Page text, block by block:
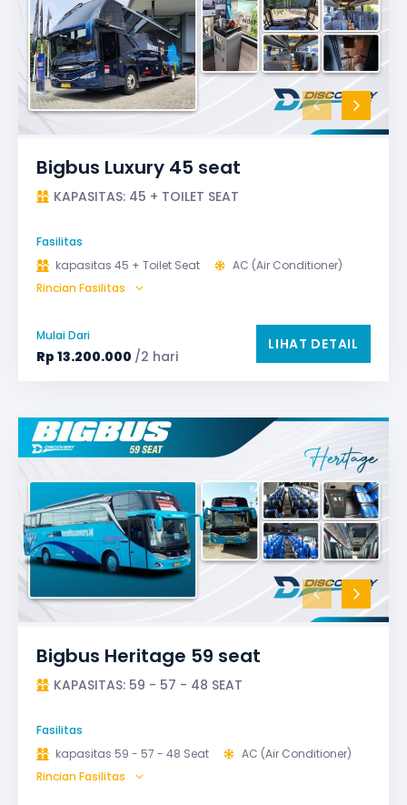
Bigbus Luxury 45 seat
KAPASITAS: 45 + TOILET SEAT
Fasilitas
kapasitas 45 + Toilet Seat
AC (Air Conditioner)
Audio
Bagasi
Safety Tools (P3K, Windows Breaker, dll)
Rincian Fasilitas
Mulai Dari
Rp 13.200.000 /2 hari
LIHAT DETAIL
Bigbus Heritage 59 seat
KAPASITAS: 59 - 57 - 48 SEAT
Fasilitas
kapasitas 59 - 57 - 48 Seat
AC (Air Conditioner)
Bagasi
GPS
Rincian Fasilitas